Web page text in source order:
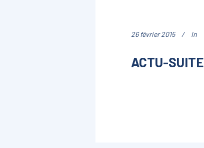
26 février 2015 In
ACTU-